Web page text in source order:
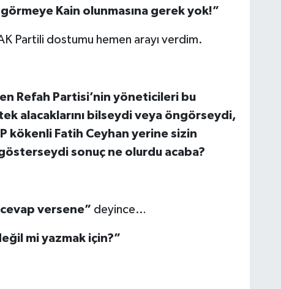
Kain olunmasına gerek yok!”
Partili dostumu hemen arayı verdim.
Refah Partisi’nin yöneticileri bu
alacaklarını bilseydi veya öngörseydi,
kökenli Fatih Ceyhan yerine sizin
sonuç ne olurdu acaba?
versene” deyince…
mi yazmak için?”